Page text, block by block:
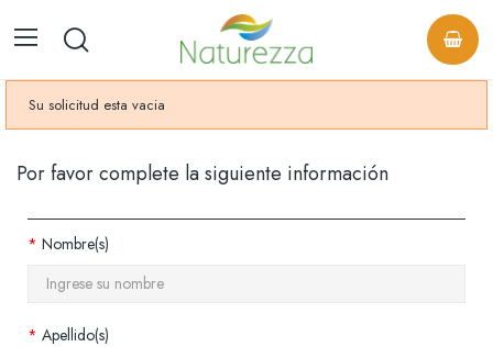
Su solicitud esta vacia
Por favor complete la siguiente información
Nombre(s)
Apellido(s)